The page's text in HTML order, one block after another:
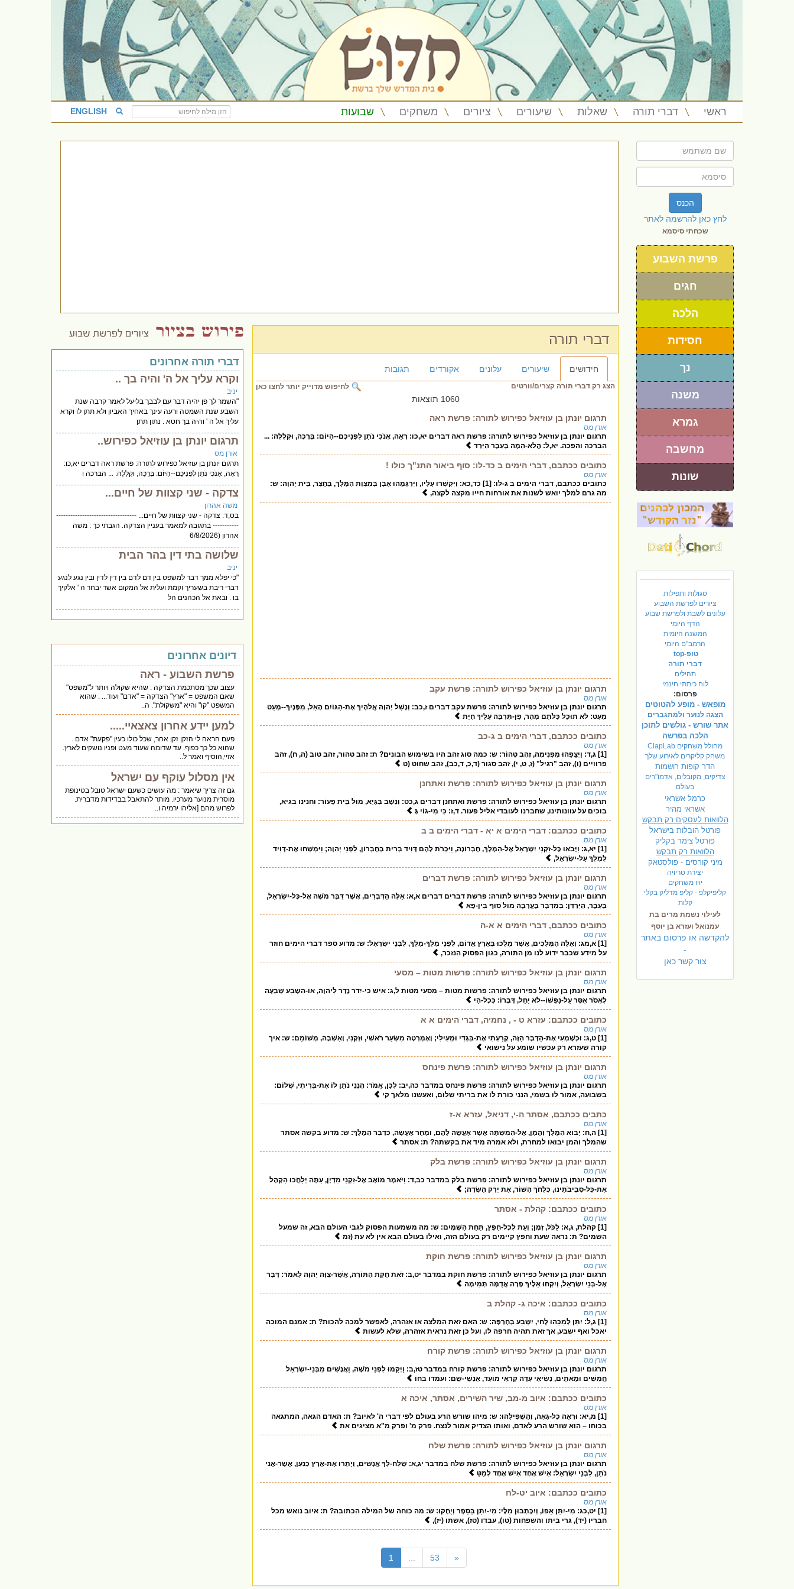
ראשי דברי תורה שאלות שיעורים ציורים משחקים שבועות ENGLISH
הכנס
לחץ כאן להרשמה לאתר
שכחתי סיסמא
פרשת השבוע
חגים
הלכה
חסידות
נך
משנה
גמרא
מחשבה
שונות
סגולות ותפילות
ציורים לפרשת השבוע
עלונים לשבת ולפרשת שבוע
הדף היומי
המשנה היומית
הרמב"ם היומי
טופ-top
דברי תורה
תהילים
לוח כיתתי חינמי
פרסום:
מופאש - מופע להטוטים
הצגה לנוער ולמתגברים
אתר שורש - גולשים לתוכן
הלכה בפרשה
מחולל משחקים ClapLab
משחק קליקרים לאירוע שלך
הדר קופות רושמות
צדיקים, מקובלים, אדמו"רים
בעולם
כרמל אשראי
אשראי מהיר
הלוואות לעסקים רק תבקש
פורטל הובלות בישראל
פורטל צימר בקליק
הלוואות רק תבקש
מיני קורסים - פולסטאק
יצירת טריויה
יויו משחקים
קליפיקלפ - קליפ מדליק בקלי
קלות
לעילוי נשמת מרים בת
עמנואל ועזרא בן יוסף
להקדשה או פרסום באתר
-
צור קשר כאן
דברי תורה
חידושים שיעורים עלונים אקורדים תגובות
לחיפוש מדוייק יותר לחצו כאן הצג רק דברי תורה קצרים/וורטים
1060 תוצאות
תרגום יונתן בן עוזיאל כפירוש לתורה: פרשת ראה
אורן מס
תרגום יונתן בן עוזיאל כפירוש לתורה: פרשת ראה דברים יא,כו: רְאֵה, אָנֹכִי נֹתֵן לִפְנֵיכֶם--הַיּוֹם: בְּרָכָה, וּקְלָלָה: ...
הברכה והפכה. יא,ל: הֲלֹא-הֵמָּה בְּעֵבֶר הַיַּרְדּ
כתובים ככתבם, דברי הימים ב כד-לו: סוף ביאור התנ"ך כולו !
אורן מס
כתובים ככתבם, דברי הימים ב ג-לו: [1] כד,כא: וַיִּקְשְׁרוּ עָלָיו, וַיִּרְגְּמֻהוּ אֶבֶן בְּמִצְוַת הַמֶּלֶךְ, בַּחֲצַר, בֵּית יְהוָה: ש:
מה גרם למלך יואש לשנות את אורחות חייו מקצה לקצה,
תרגום יונתן בן עוזיאל כפירוש לתורה: פרשת עקב
אורן מס
תרגום יונתן בן עוזיאל כפירוש לתורה: פרשת עקב דברים ז,כב: וְנָשַׁל יְהוָה אֱלֹהֶיךָ אֶת-הַגּוֹיִם הָאֵל, מִפָּנֶיךָ--מְעַט
מְעָט: לֹא תוּכַל כַּלֹּתָם מַהֵר, פֶּן-תִּרְבֶּה עָלֶיךָ חַיַּת
כתובים ככתבם, דברי הימים ב ג-כב
אורן מס
[1] ג,ד: וַיְצַפֵּהוּ מִפְּנִימָה, זָהָב טָהוֹר: ש: כמה סוג זהב היו בשימוש הבונים? ת: זהב טהור, זהב טוב (ה, ח), זהב
פרוויים (ו), זהב "רגיל" (ז, ט, י), זהב סגור (ד,כ, ד,כב), זהב שחוט (ט
תרגום יונתן בן עוזיאל כפירוש לתורה: פרשת ואתחנן
אורן מס
תרגום יונתן בן עוזיאל כפירוש לתורה: פרשת ואתחנן דברים ג,כט: וַנֵּשֶׁב בַּגָּיְא, מוּל בֵּית פְּעוֹר: וחנינו בגיא,
בוכים על עוונותינו, שחברנו לעובדי אליל פעור. ד,ז: כִּי מִי-גוֹי גָּ
כתובים ככתבם: דברי הימים א יא - דברי הימים ב ב
אורן מס
[1] יא,ג: וַיָּבֹאוּ כָּל-זִקְנֵי יִשְׂרָאֵל אֶל-הַמֶּלֶךְ, חֶבְרוֹנָה, וַיִּכְרֹת לָהֶם דָּוִיד בְּרִית בְּחֶבְרוֹן, לִפְנֵי יְהוָה; וַיִּמְשְׁחוּ אֶת-דָּוִיד
לְמֶלֶךְ עַל-יִשְׂרָאֵל,
תרגום יונתן בן עוזיאל כפירוש לתורה: פרשת דברים
אורן מס
תרגום יונתן בן עוזיאל כפירוש לתורה: פרשת דברים דברים א,א: אֵלֶּה הַדְּבָרִים, אֲשֶׁר דִּבֶּר מֹשֶׁה אֶל-כָּל-יִשְׂרָאֵל,
בְּעֵבֶר, הַיַּרְדֵּן: בַּמִּדְבָּר בָּעֲרָבָה מוֹל סוּף בֵּין-פָּא
כתובים ככתבם, דברי הימים א א-ה
אורן מס
[1] א,מג: וְאֵלֶּה הַמְּלָכִים, אֲשֶׁר מָלְכוּ בְּאֶרֶץ אֱדוֹם, לִפְנֵי מְלָךְ-מֶלֶךְ, לִבְנֵי יִשְׂרָאֵל: ש: מדוע ספר דברי הימים חוזר
על מידע שכבר ידוע לנו מן התורה, כגון הפסוק הנזכר,
תרגום יונתן בן עוזיאל כפירוש לתורה: פרשות מטות – מסעי
אורן מס
תרגום יונתן בן עוזיאל כפירוש לתורה: פרשות מטות – מסעי מטות ל,ג: אִישׁ כִּי-יִדֹּר נֶדֶר לַיהוָה, אוֹ-הִשָּׁבַע שְׁבֻעָה
לֶאְסֹר אִסָּר עַל-נַפְשׁוֹ--לֹא יַחֵל, דְּבָרוֹ: כְּכָל-הַיּ
כתובים ככתבם: עזרא ט - , נחמיה, דברי הימים א א
אורן מס
[1] ט,ג: וּכְשָׁמְעִי אֶת-הַדָּבָר הַזֶּה, קָרַעְתִּי אֶת-בִּגְדִי וּמְעִילִי; וָאֶמְרְטָה מִשְּׂעַר רֹאשִׁי, וּזְקָנִי, וָאֵשְׁבָה, מְשׁוֹמֵם: ש: איך
קורה שעזרא רק עכשיו שומע על נישואי
תרגום יונתן בן עוזיאל כפירוש לתורה: פרשת פינחס
אורן מס
תרגום יונתן בן עוזיאל כפירוש לתורה: פרשת פינחס במדבר כה,יב: לָכֵן, אֱמֹר: הִנְנִי נֹתֵן לוֹ אֶת-בְּרִיתִי, שָׁלוֹם:
בשבועה, אמור לו בשמי, הנני כורת לו את בריתי שלום, ואעשנו מלאך קי
כתבים ככתבם, אסתר ה-י, דניאל, עזרא א-ז
אורן מס
[1] ה,ח: יָבוֹא הַמֶּלֶךְ וְהָמָן, אֶל-הַמִּשְׁתֶּה אֲשֶׁר אֶעֱשֶׂה לָהֶם, וּמָחָר אֶעֱשֶׂה, כִּדְבַר הַמֶּלֶךְ: ש: מדוע בקשה אסתר
שהמלך והמן יבואו למחרת, ולא אמרה מיד את בקשתה? ת: אסתר
תרגום יונתן בן עוזיאל כפירוש לתורה: פרשת בלק
אורן מס
תרגום יונתן בן עוזיאל כפירוש לתורה: פרשת בלק במדבר כב,ד: וַיֹּאמֶר מוֹאָב אֶל-זִקְנֵי מִדְיָן, עַתָּה יְלַחֲכוּ הַקָּהָל
אֶת-כָּל-סְבִיבֹתֵינוּ, כִּלְחֹךְ הַשּׁוֹר, אֵת יֶרֶק הַשָּׂדֶה;
כתובים ככתבם: קהלת - אסתר
אורן מס
[1] קהלת, ג,א: לַכֹּל, זְמָן; וְעֵת לְכָל-חֵפֶץ, תַּחַת הַשָּׁמָיִם: ש: מה משמעות הפסוק לגבי העולם הבא, זה שמעל
השמים? ת: נראה שעת וחפץ קיימים רק בעולם הזה, ואילו בעולם הבא אין לא עת (זמ
תרגום יונתן בן עוזיאל כפירוש לתורה: פרשת חוקת
אורן מס
תרגום יונתן בן עוזיאל כפירוש לתורה: פרשת חוקת במדבר יט,ב: זֹאת חֻקַּת הַתּוֹרָה, אֲשֶׁר-צִוָּה יְהוָה לֵאמֹר: דַּבֵּר
אֶל-בְּנֵי יִשְׂרָאֵל, וְיִקְחוּ אֵלֶיךָ פָרָה אֲדֻמָּה תְּמִימָה
כתובים ככתבם: איכה ג- קהלת ב
אורן מס
[1] ג,ל: יִתֵּן לְמַכֵּהוּ לֶחִי, יִשְׂבַּע בְּחֶרְפָּה: ש: האם זאת המלצה או אזהרה, לאפשר למכה להכות? ת: אמנם המוכה
יאכל ואף ישבע, אך זאת תהיה חרפה לו, ועל כן זאת נראית אזהרה, שלא לעשות
תרגום יונתן בן עוזיאל כפירוש לתורה: פרשת קורח
אורן מס
תרגום יונתן בן עוזיאל כפירוש לתורה: פרשת קורח במדבר טז,ב: וַיָּקֻמוּ לִפְנֵי מֹשֶׁה, וַאֲנָשִׁים מִבְּנֵי-יִשְׂרָאֵל
חֲמִשִּׁים וּמָאתָיִם, נְשִׂיאֵי עֵדָה קְרִאֵי מוֹעֵד, אַנְשֵׁי-שֵׁם: ועמדו בחו
כתובים ככתבם: איוב מ-מב, שיר השירים, אסתר, איכה א
אורן מס
[1] מ,יא: וּרְאֵה כָל-גֵּאֶה, וְהַשְׁפִּילֵהוּ: ש: מיהו שורש הרע בעולם לפי דברי ה' לאיוב? ת: האדם הגאה, המתגאה
בכוחו – הוא שורש הרע לאדם, ואותו הצדיק אמור לנצח. פרק מ' ופרק מ"א מציגים את
תרגום יונתן בן עוזיאל כפירוש לתורה: פרשת שלח
אורן מס
תרגום יונתן בן עוזיאל כפירוש לתורה: פרשת שלח במדבר יג,א: שְׁלַח-לְךָ אֲנָשִׁים, וְיָתֻרוּ אֶת-אֶרֶץ כְּנַעַן, אֲשֶׁר-אֲנִי
נֹתֵן, לִבְנֵי יִשְׂרָאֵל: אִישׁ אֶחָד אִישׁ אֶחָד לְמַטֵּ
כתובים ככתבם: איוב יט-לח
אורן מס
[1] יט,כג: מִי-יִתֵּן אֵפוֹ, וְיִכָּתְבוּן מִלָּי: מִי-יִתֵּן בַּסֵּפֶר וְיֻחָקוּ: ש: מה כוחה של המילה הכתובה? ת: איוב נואש מכל
חבריו (יד), גרי ביתו והשפחות (טו), עבדו (טז), אשתו (יז),
1 53 «
דברי תורה אחרונים
וקרא עליך אל ה' והיה בך ..
יניב
"השמר לך פן יהיה דבר עם לבבך בליעל לאמר קרבה שנת
השבע שנת השמטה ורעה עינך באחיך האביון ולא תתן לו וקרא
עליך אל ה ' והיה בך חטא . נתון תתן
תרגום יונתן בן עוזיאל כפירוש..
אורן מס
תרגום יונתן בן עוזיאל כפירוש לתורה: פרשת ראה דברים יא,כו:
רְאֵה, אָנֹכִי נֹתֵן לִפְנֵיכֶם--הַיּוֹם: בְּרָכָה, וּקְלָלָה: ... הברכה ו
צדקה - שני קצוות של חיים...
משה אהרון
בס,ד. צדקה - שני קצוות של חיים... ----------------------------------
----------- בתגובה למאמר בעניין הצדקה. הגבתי כך : משה
אהרון (6/8/2026
שלושה בתי דין בהר הבית
יניב
"כי יפלא ממך דבר למשפט בין דם לדם בין דין לדין ובין נגע לנגע
דברי ריבת בשעריך וקמת ועלית אל המקום אשר יבחר ה ' אלקיך
בו . ובאת אל הכהנים הל
דיונים אחרונים
פרשת השבוע - ראה
עצוב שכך מסתכמת הצדקה : שהיא שקולה ויותר ל"משפט"
שאם המשפט = "ארץ" הצדקה = "אדם" ועוד... . שהוא
המשפט "קו" והיא "משקולת". ה..
למען יידע אחרון צאצאיי.....
פעם הראה לי הזקן זקן אחר, שכל כולו כעין "פקעת" אדם .
שהוא כל כך כפוף. עד שדומה שעוד מעט ופניו נושקים לארץ.
אזיי,הוסיף ואמר ל..
אין מסלול עוקף עם ישראל
גם זה צריך שיאמר : מה עושים כשעם ישראל טובל בטינופת
מוסרית מנוער מערכיו. מותר להתאבל בבדידות מדברית.
לפרוש מהם [אליהו ירמיה ו..